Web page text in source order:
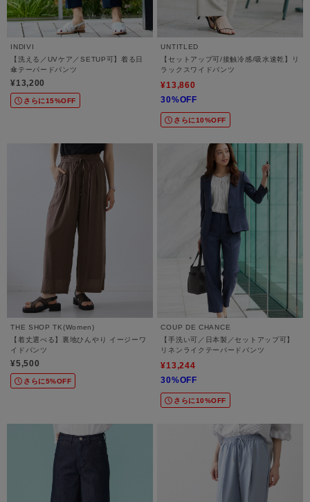
INDIVI
【洗える／UVケア／SETUP可】着る日
傘テーパードパンツ
¥13,200
さらに15%OFF
UNTITLED
【セットアップ可/接触冷感/吸水速乾】リ
ラックスワイドパンツ
¥13,860
30%OFF
さらに10%OFF
THE SHOP TK(Women)
【着丈選べる】裏地ひんやり イージーワ
イドパンツ
¥5,500
さらに5%OFF
COUP DE CHANCE
【手洗い可／日本製／セットアップ可】
リネンライクテーパードパンツ
¥13,244
30%OFF
さらに10%OFF